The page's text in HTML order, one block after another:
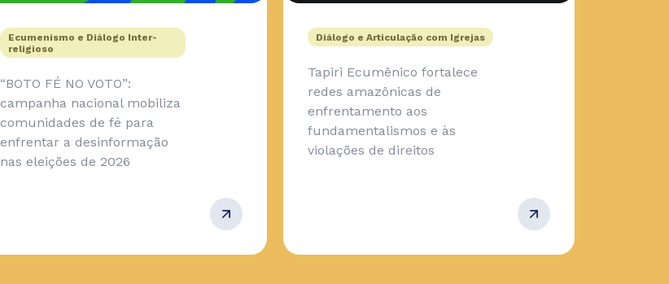
Ecumenismo e Diálogo Inter-
religioso
“BOTO FÉ NO VOTO”:
campanha nacional mobiliza
comunidades de fé para
enfrentar a desinformação
nas eleições de 2026
Diálogo e Articulação com Igrejas
Tapiri Ecumênico fortalece
redes amazônicas de
enfrentamento aos
fundamentalismos e às
violações de direitos